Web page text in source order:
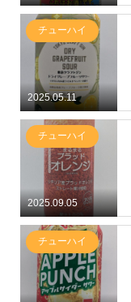
2025.05.11
チューハイ
2025.09.05
チューハイ
チューハイ